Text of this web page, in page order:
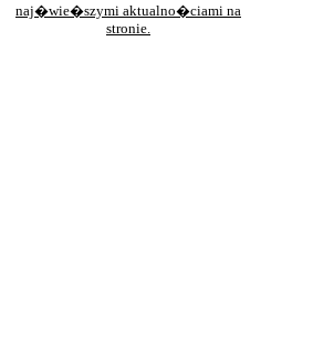
naj�wie�szymi aktualno�ciami na
stronie.